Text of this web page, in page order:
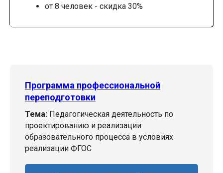
от 8 человек - скидка 30%
Программа профессиональной
переподготовки
Тема: Педагогическая деятельность по
проектированию и реализации
образовательного процесса в условиях
реализации ФГОС